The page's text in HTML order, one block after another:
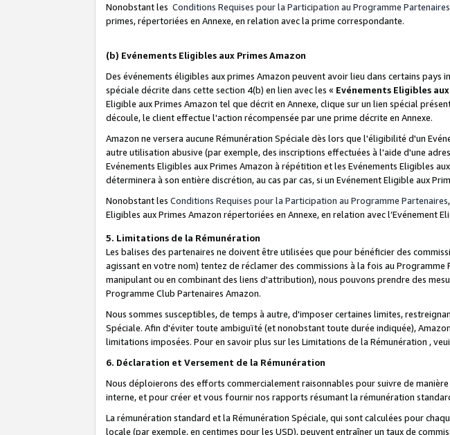
Nonobstant les Conditions Requises pour la Participation au Programme Partenaires
primes, répertoriées en Annexe, en relation avec la prime correspondante.
(b) Evénements Eligibles aux Primes Amazon
Des événements éligibles aux primes Amazon peuvent avoir lieu dans certains pays
spéciale décrite dans cette section 4(b) en lien avec les « Evénements Eligibles
Eligible aux Primes Amazon tel que décrit en Annexe, clique sur un lien spécial
découle, le client effectue l'action récompensée par une prime décrite en Annexe.
Amazon ne versera aucune Rémunération Spéciale dès lors que l'éligibilité d'un
autre utilisation abusive (par exemple, des inscriptions effectuées à l'aide d'une
Evénements Eligibles aux Primes Amazon à répétition et les Evénements Eligibles
déterminera à son entière discrétion, au cas par cas, si un Evénement Eligible aux
Nonobstant les Conditions Requises pour la Participation au Programme Partenaires
Eligibles aux Primes Amazon répertoriées en Annexe, en relation avec l’Evénement
5. Limitations de la Rémunération
Les balises des partenaires ne doivent être utilisées que pour bénéficier des
agissant en votre nom) tentez de réclamer des commissions à la fois au
manipulant ou en combinant des liens d'attribution), nous pouvons prendre des
Programme Club Partenaires Amazon.
Nous sommes susceptibles, de temps à autre, d'imposer certaines limites,
Spéciale. Afin d'éviter toute ambiguïté (et nonobstant toute durée indiquée),
limitations imposées. Pour en savoir plus sur les Limitations de la Rémunération ,
6. Déclaration et Versement de la Rémunération
Nous déploierons des efforts commercialement raisonnables pour suivre de
interne, et pour créer et vous fournir nos rapports résumant la rémunération
La rémunération standard et la Rémunération Spéciale, qui sont calculées pour
locale (par exemple, en centimes pour les USD), peuvent entraîner un taux de